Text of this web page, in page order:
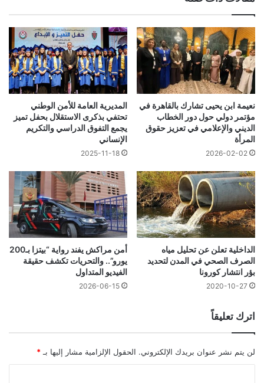
نعيمة ابن يحيى تشارك بالقاهرة في
مؤتمر دولي حول دور الخطاب
الديني والإعلامي في تعزيز حقوق
المرأة
2026-02-02
المديرية العامة للأمن الوطني
تحتفي بذكرى الاستقلال بحفل تميز
يجمع التفوق الدراسي والتكريم
الإنساني
2025-11-18
الداخلية تعلن عن تحليل مياه
الصرف الصحي في المدن لتحديد
بؤر انتشار كورونا
2020-10-27
أمن مراكش يفند رواية “بيتزا بـ200
يورو”.. والتحريات تكشف حقيقة
الفيديو المتداول
2026-06-15
اترك تعليقاً
لن يتم نشر عنوان بريدك الإلكتروني. الحقول الإلزامية مشار إليها بـ *